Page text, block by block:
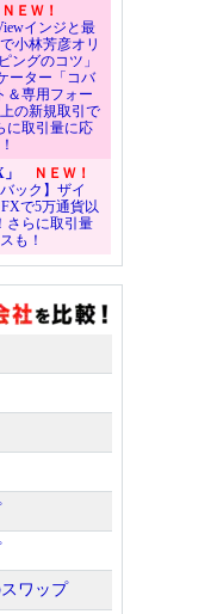
ＥＷ！
インジと最
小林芳彦オリ
ングのコツ」
ーター「コバ
＆専用フォー
の新規取引で
に取引量に応
ＮＥＷ！
ック】ザイ
で5万通貨以
さらに取引量
も！
ワップ